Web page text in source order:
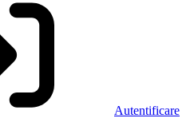
Autentificare